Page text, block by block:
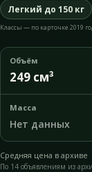
Легкий до 150 кг
Классы — по карточке 2019
Объём
249 см³
Масса
Нет данных
Средняя цена в архиве
По 14 объявлениям из